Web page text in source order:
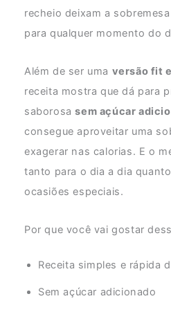
recheio deixam a
para qualquer momento do
Além de ser uma versão fit
receita mostra que dá para
saborosasem açúcar
consegue aproveitar uma
exagerar nas calorias. E o
tanto para o dia a dia
ocasiões especiais.
Por que você vai gostar
Receita simples e rápida
Sem açúcar adicionado